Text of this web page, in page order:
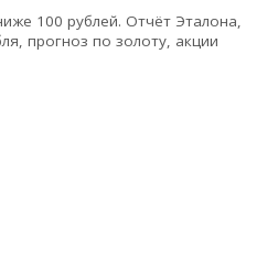
100 рублей. Отчёт Эталона,
прогноз по золоту, акции